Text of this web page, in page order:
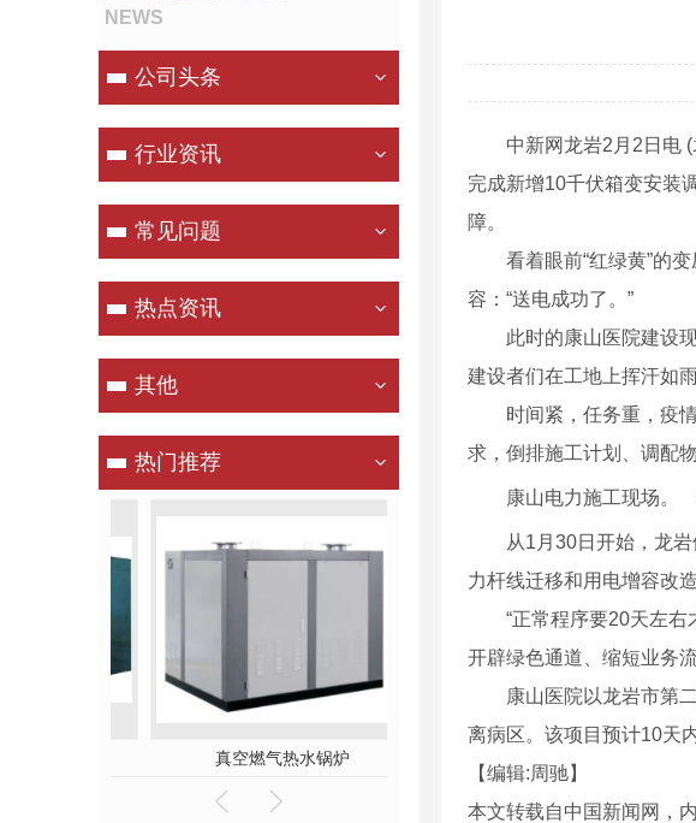
NEWS
公司头条
行业资讯
常见问题
热点资讯
其他
热门推荐
真空燃气热水锅炉
中新网龙岩2月2日电 (
完成新增10千伏箱变安装
障。
看着眼前“红绿黄”的变
容：“送电成功了。”
此时的康山医院建设现
建设者们在工地上挥汗如
时间紧，任务重，疫情
求，倒排施工计划、调配
康山电力施工现场。
从1月30日开始，龙岩
力杆线迁移和用电增容改
“正常程序要20天左右才
开辟绿色通道、缩短业务
康山医院以龙岩市第二
离病区。该项目预计10天
【编辑:周驰】
本文转载自中国新闻网，